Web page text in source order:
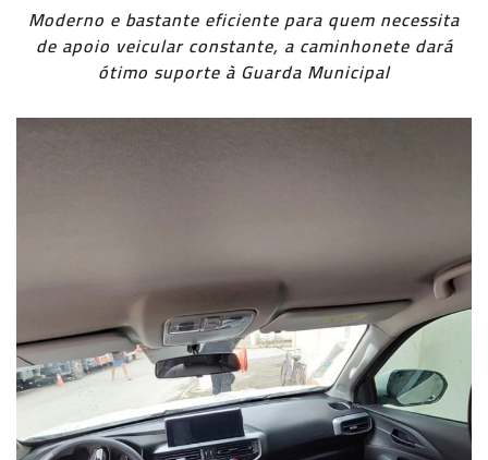
Moderno e bastante eficiente para quem necessita
de apoio veicular constante, a caminhonete dará
ótimo suporte à Guarda Municipal